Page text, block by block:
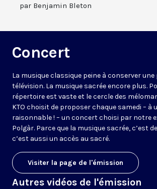
par Benjamin Bleton
Concert
La musique classique peine à conserver une
télévision. La musique sacrée encore plus.
répertoire est vaste et le cercle des
KTO choisit de proposer chaque samedi – à
raisonnable ! – un concert choisi par notre
Polgàr. Parce que la musique sacrée, c’est
c’est aussi un accès au sacré.
Visiter la page de l'émission
Autres vidéos de l'émission